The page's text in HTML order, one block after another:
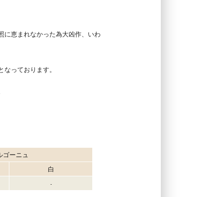
に恵まれなかった為大凶作、いわ
っております。
ゴーニュ
白
-